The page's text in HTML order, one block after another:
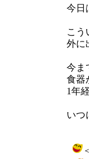
今日
こう
外に
今ま
食器
1年
いつ